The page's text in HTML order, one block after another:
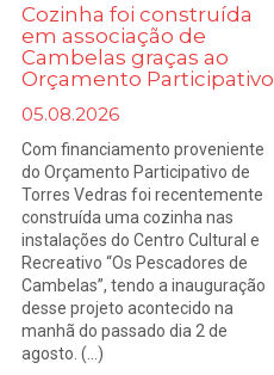
Cozinha foi construída
em associação de
Cambelas graças ao
Orçamento Participativo
05.08.2026
Com financiamento proveniente
do Orçamento Participativo de
Torres Vedras foi recentemente
construída uma cozinha nas
instalações do Centro Cultural e
Recreativo “Os Pescadores de
Cambelas”, tendo a inauguração
desse projeto acontecido na
manhã do passado dia 2 de
agosto. (...)